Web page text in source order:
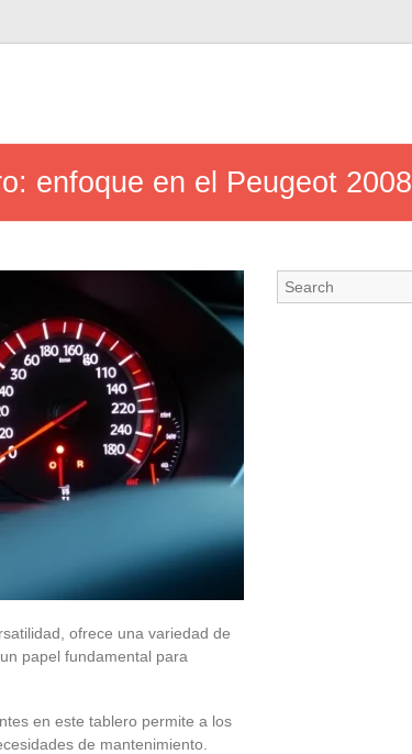
enfoque en el Peugeot 2008
ofrece una variedad de
papel fundamental para
en este tablero permite a los
de mantenimiento.